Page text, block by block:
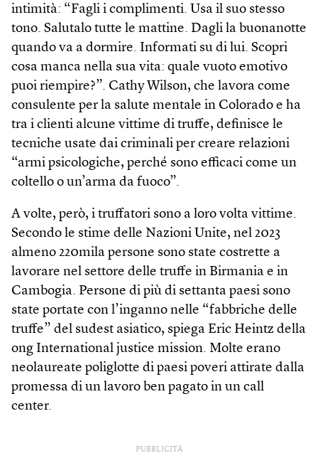
intimità: “Fagli i complimenti. Usa il suo stesso
tono. Salutalo tutte le mattine. Dagli la buonanotte
quando va a dormire. Informati su di lui. Scopri
cosa manca nella sua vita: quale vuoto emotivo
puoi riempire?”. Cathy Wilson, che lavora come
consulente per la salute mentale in Colorado e ha
tra i clienti alcune vittime di truffe, definisce le
tecniche usate dai criminali per creare relazioni
“armi psicologiche, perché sono efficaci come un
coltello o un’arma da fuoco”.
A volte, però, i truffatori sono a loro volta vittime.
Secondo le stime delle Nazioni Unite, nel 2023
almeno 220mila persone sono state costrette a
lavorare nel settore delle truffe in Birmania e in
Cambogia. Persone di più di settanta paesi sono
state portate con l’inganno nelle “fabbriche delle
truffe” del sudest asiatico, spiega Eric Heintz della
ong International justice mission. Molte erano
neolaureate poliglotte di paesi poveri attirate dalla
promessa di un lavoro ben pagato in un call
center.
PUBBLICITÀ